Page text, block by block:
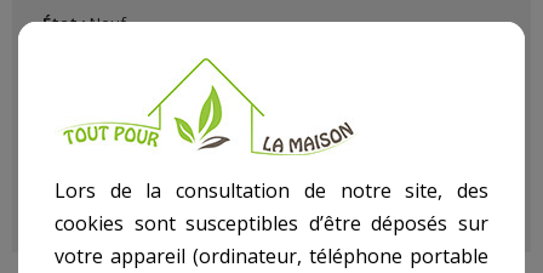
État :Neuf
Lors de la consultation de notre site, des
cookies sont susceptibles d’être déposés sur
votre appareil (ordinateur, téléphone portable